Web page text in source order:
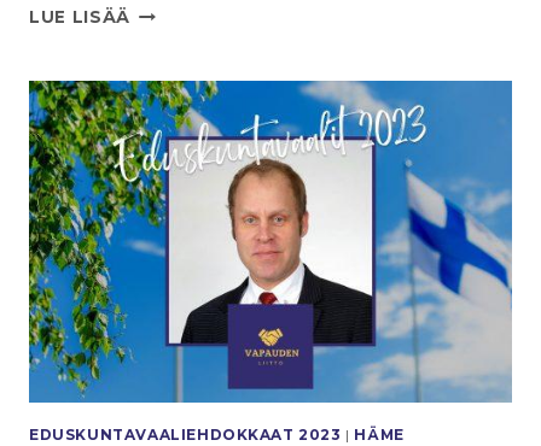
LUE LISÄÄ KIMMO
EDUSKUNTAVAALI­EHDOKKAAT 2023 | HÄME